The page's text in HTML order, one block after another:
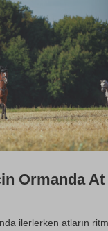
Ormanda At
ilerlerken atların